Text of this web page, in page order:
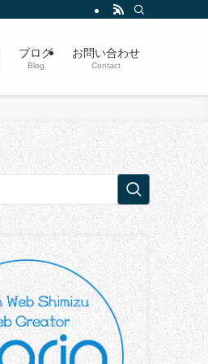
ブログ
Blog
お問い合わせ
Contact